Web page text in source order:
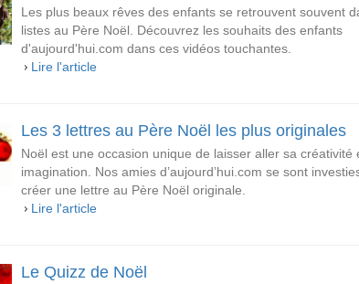
Les plus beaux rêves des enfants se retrouvent souvent
listes au Père Noël. Découvrez les souhaits des enfants
d'aujourd'hui.com dans ces vidéos touchantes.
Lire l'article
Les 3 lettres au Père Noël les plus originales
Noël est une occasion unique de laisser aller sa créativité
imagination. Nos amies d’aujourd’hui.com se sont
créer une lettre au Père Noël originale.
Lire l'article
Le Quizz de Noël